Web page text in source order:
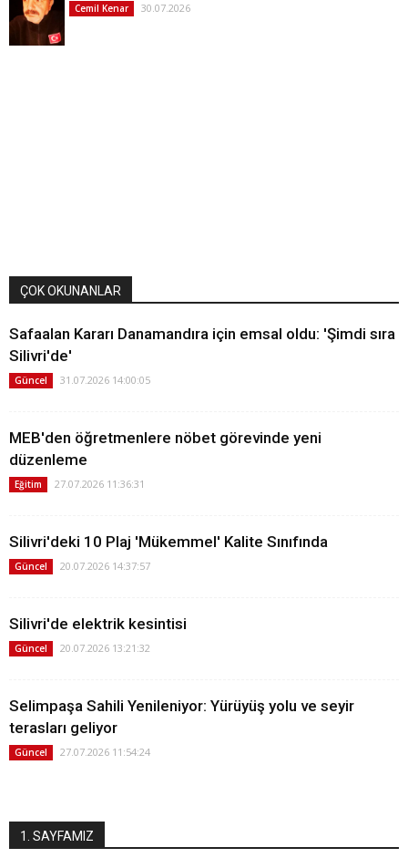
Cemil Kenar 30.07.2026
ÇOK OKUNANLAR
Safaalan Kararı Danamandıra için emsal oldu: 'Şimdi sıra
Silivri'de'
Güncel 31.07.2026 14:00:05
MEB'den öğretmenlere nöbet görevinde yeni
düzenleme
Eğitim 27.07.2026 11:36:31
Silivri'deki 10 Plaj 'Mükemmel' Kalite Sınıfında
Güncel 20.07.2026 14:37:57
Silivri'de elektrik kesintisi
Güncel 20.07.2026 13:21:32
Selimpaşa Sahili Yenileniyor: Yürüyüş yolu ve seyir
terasları geliyor
Güncel 27.07.2026 11:54:24
1. SAYFAMIZ